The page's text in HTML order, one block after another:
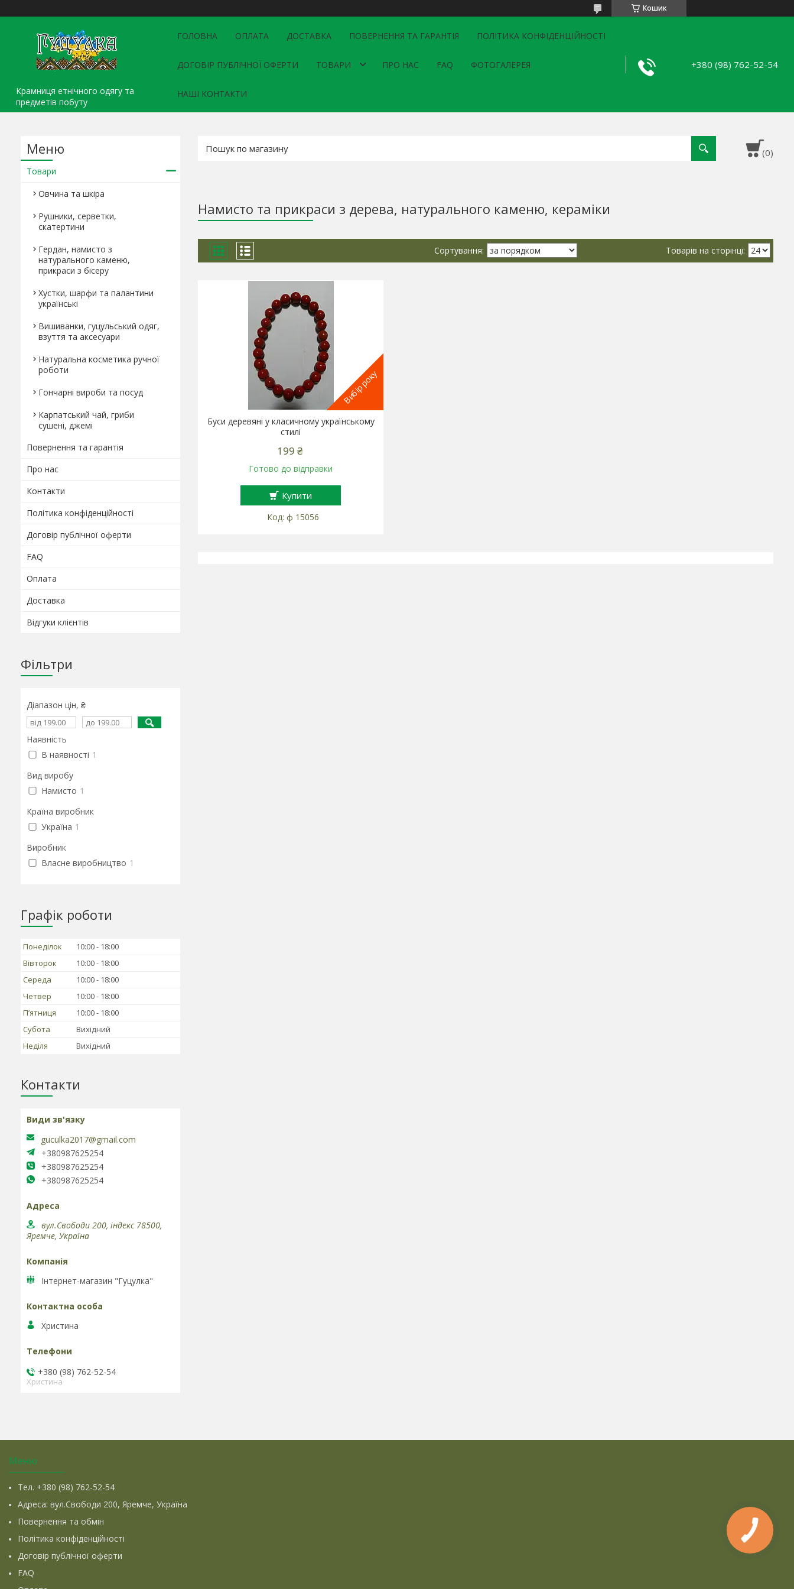
Кошик
Крамниця етнічного одягу та
предметів побуту
ГОЛОВНА ОПЛАТА ДОСТАВКА ПОВЕРНЕННЯ ТА ГАРАНТІЯ ПОЛІТИКА КОНФІДЕНЦІЙНОСТІ
ДОГОВІР ПУБЛІЧНОЇ ОФЕРТИ ТОВАРИ ПРО НАС FAQ ФОТОГАЛЕРЕЯ
НАШІ КОНТАКТИ
+380 (98) 762-52-54
Намисто та прикраси з дерева, натурального каменю, кераміки
Вибір року
Буси деревяні у класичному українському
стилі
199 ₴
Готово до відправки
Купити
ф 15056
Товари
Овчина та шкіра
Рушники, серветки,
скатертини
Гердан, намисто з
натурального каменю,
прикраси з бісеру
Хустки, шарфи та палантини
українські
Вишиванки, гуцульський одяг,
взуття та аксесуари
Натуральна косметика ручної
роботи
Гончарні вироби та посуд
Карпатський чай, гриби
сушені, джемі
Повернення та гарантія
Про нас
Контакти
Політика конфіденційності
Договір публічної оферти
FAQ
Оплата
Доставка
Відгуки клієнтів
Фільтри
Діапазон цін, ₴
Наявність
В наявності 1
Вид виробу
Намисто 1
Країна виробник
Україна 1
Виробник
Власне виробництво 1
Графік роботи
Понеділок 10:00
18:00
Вівторок
10:00
18:00
Середа
10:00
18:00
Четвер
10:00
18:00
Пʼятниця
10:00
18:00
Субота
Вихідний
Неділя
Вихідний
Контакти
guculka2017@gmail.com
+380987625254
+380987625254
+380987625254
вул.Свободи 200, індекс 78500,
Яремче, Україна
Інтернет-магазин "Гуцулка"
Христина
+380 (98) 762-52-54
Христина
Меню
Тел. +380 (98) 762-52-54
Адреса: вул.Свободи 200, Яремче, Україна
Повернення та обмін
Політика конфіденційності
Договір публічної оферти
FAQ